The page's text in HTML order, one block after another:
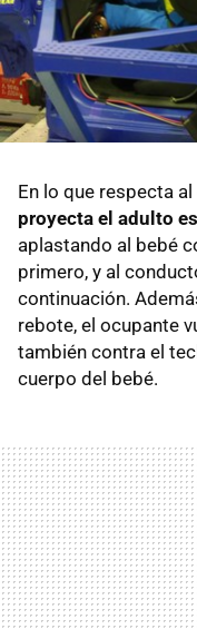
En lo que respecta
proyecta el adulto
aplastando al bebé
primero, y al
continuación.
rebote, el ocupante
también contra el
cuerpo del bebé.